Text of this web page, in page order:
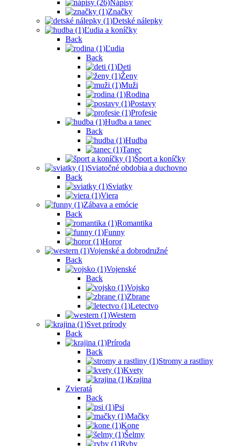
Nápisy
Značky
Detské nálepky
Ľudia a koníčky
Back
Ľudia
Back
Deti
Ženy
Muži
Rodina
Postavy
Profesie
Hudba a tanec
Back
Hudba
Tanec
Šport a koníčky
Sviatočné obdobia a duchovno
Back
Sviatky
Viera
Zábava a emócie
Back
Romantika
Funny
Horor
Vojenské a dobrodružné
Back
Vojenské
Back
Vojsko
Zbrane
Letectvo
Western
Svet prírody
Back
Príroda
Back
Stromy a rastliny
Kvety
Krajina
Zvieratá
Back
Psi
Mačky
Kone
Šelmy
Ryby